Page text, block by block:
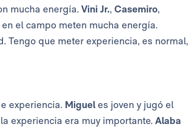
mucha energía. Vini Jr., Casemiro,
el campo meten mucha energía.
Tengo que meter experiencia, es normal,
experiencia. Migueles joven y jugó el
experiencia era muy importante. Alaba